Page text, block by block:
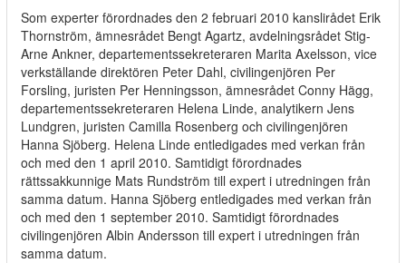
Som experter förordnades den 2 februari 2010 kanslirådet Erik
Thornström, ämnesrådet Bengt Agartz, avdelningsrådet Stig-
Arne Ankner, departementssekreteraren Marita Axelsson, vice
verkställande direktören Peter Dahl, civilingenjören Per
Forsling, juristen Per Henningsson, ämnesrådet Conny Hägg,
departementssekreteraren Helena Linde, analytikern Jens
Lundgren, juristen Camilla Rosenberg och civilingenjören
Hanna Sjöberg. Helena Linde entledigades med verkan från
och med den 1 april 2010. Samtidigt förordnades
rättssakkunnige Mats Rundström till expert i utredningen från
samma datum. Hanna Sjöberg entledigades med verkan från
och med den 1 september 2010. Samtidigt förordnades
civilingenjören Albin Andersson till expert i utredningen från
samma datum.